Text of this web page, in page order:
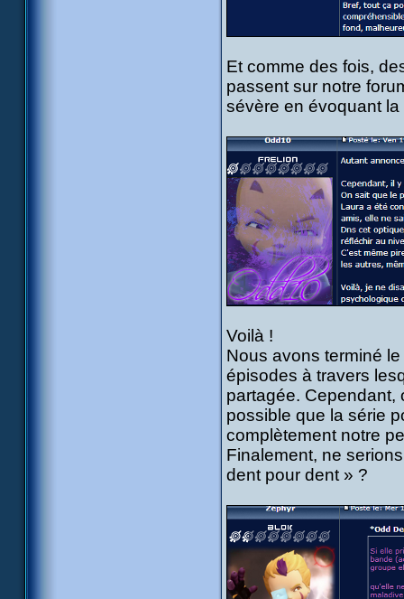
Et comme des fois,
passent sur notre
sévère en évoquant
Voilà !
Nous avons terminé
épisodes à travers
partagée. Cependant,
possible que la série
complètement notre
Finalement, ne
dent pour dent » ?